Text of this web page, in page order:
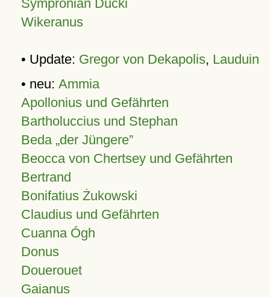
Sympronian Ducki
Wikeranus
• Update: Gregor von Dekapolis, Lauduin
• neu: Ammia
Apollonius und Gefährten
Bartholuccius und Stephan
Beda „der Jüngere”
Beocca von Chertsey und Gefährten
Bertrand
Bonifatius Żukowski
Claudius und Gefährten
Cuanna Ógh
Donus
Douerouet
Gaianus